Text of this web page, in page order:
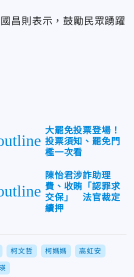
昌則表示，鼓勵民眾踴躍
大罷免投票登場！
投票須知、罷免門
檻一次看
陳怡君涉詐助理
費、收賄「認罪求
交保」 法官裁定
續押
柯文哲 柯媽媽 高虹安